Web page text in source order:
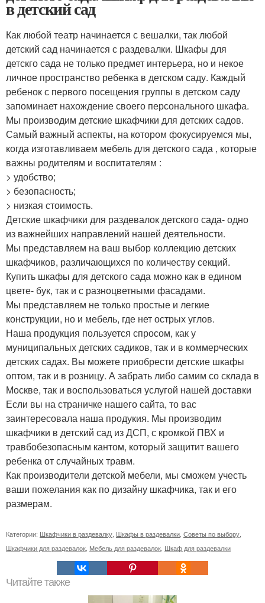
в детский сад
Как любой театр начинается с вешалки, так любой
детский сад начинается с раздевалки. Шкафы для
детскго сада не только предмет интерьера, но и некое
личное пространство ребенка в детском саду. Каждый
ребенок с первого посещения группы в детском саду
запоминает нахождение своего персонального шкафа.
Мы производим детские шкафчики для детских садов.
Самый важный аспекты, на котором фокусируемся мы,
когда изготавливаем мебель для детского сада , которые
важны родителям и воспитателям :
> удобство;
> безопасность;
> низкая стоимость.
Детские шкафчики для раздевалок детского сада- одно
из важнейших направлений нашей деятельности.
Мы представляем на ваш выбор коллекцию детских
шкафчиков, различающихся по количеству секций.
Купить шкафы для детского сада можно как в едином
цвете- бук, так и с разноцветными фасадами.
Мы представляем не только простые и легкие
конструкции, но и мебель, где нет острых углов.
Наша продукция пользуется спросом, как у
муниципальных детских садиков, так и в коммерческих
детских садах. Вы можете приобрести детские шкафы
оптом, так и в розницу. А забрать либо самим со склада в
Москве, так и воспользоваться услугой нашей доставки
Если вы на страничке нашего сайта, то вас
заинтересовала наша продукия. Мы производим
шкафчики в детский сад из ДСП, с кромкой ПВХ и
травбобезопасным кантом, который защитит вашего
ребенка от случайных травм.
Как производители детской мебели, мы сможем учесть
ваши пожелания как по дизайну шкафчика, так и его
размерам.
Категории: Шкафчики в раздевалку, Шкафы в раздевалки, Советы по выбору,
Шкафчики для раздевалок, Мебель для раздевалок, Шкаф для раздевалки
Читайте также